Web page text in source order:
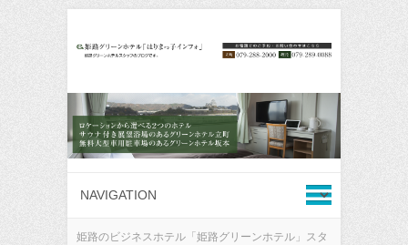
姫路のビジネスホテル「姫路グリーンホテル」スタ